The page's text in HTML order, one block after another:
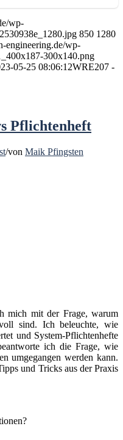
wp-
850 1280
engineering.de/wp-
300x140.png
05-25 08:06:12WRE207 -
Pflichtenheft
/von Maik Pfingsten
mich mit der Frage, warum
sind. Ich beleuchte, wie
und System-Pflichtenhefte
ich die Frage, wie
umgegangen werden kann.
und Tricks aus der Praxis